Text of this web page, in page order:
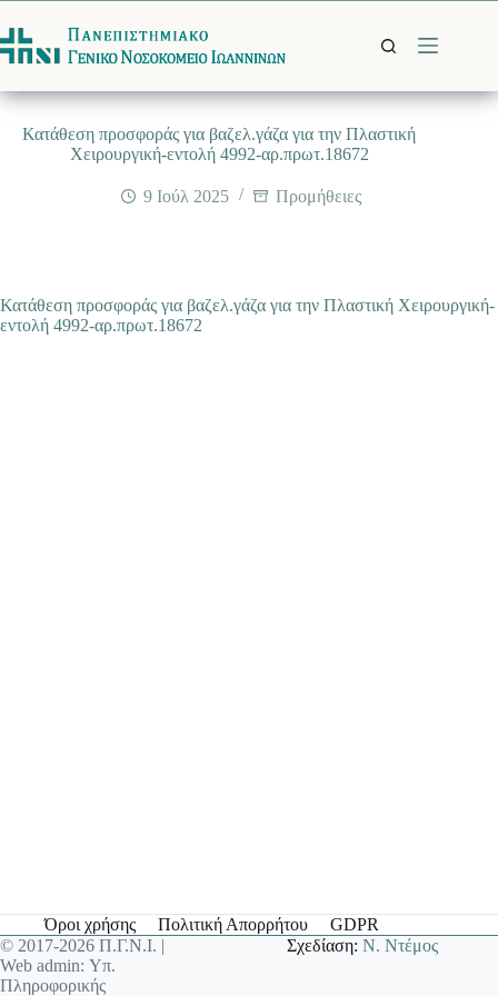
στο
περιεχόμενο
Κατάθεση προσφοράς για βαζελ.γάζα για την Πλαστική
Χειρουργική-εντολή 4992-αρ.πρωτ.18672
9 Ιούλ 2025 Προμήθειες
Κατάθεση προσφοράς για βαζελ.γάζα για την Πλαστική Χειρουργική-
εντολή 4992-αρ.πρωτ.18672
Όροι χρήσης Πολιτική Απορρήτου
GDPR
© 2017-2026 Π.Γ.Ν.Ι. |
Web admin: Υπ.
Πληροφορικής
Σχεδίαση:Ν. Ντέμος